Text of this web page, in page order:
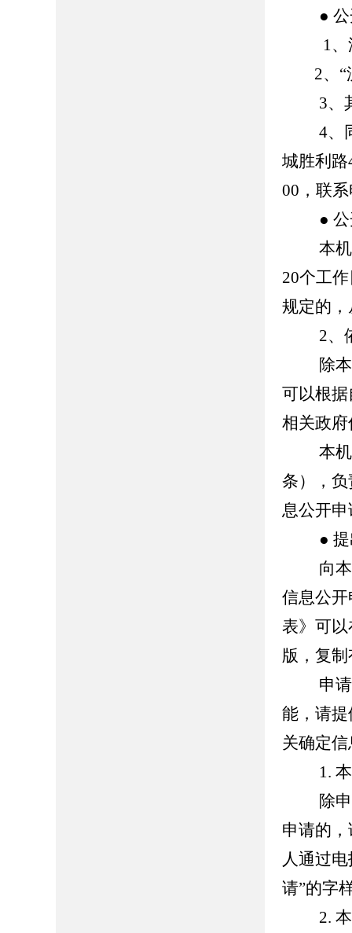
● 公
1、沂
2、“沂
3、其
4、同
城胜利
00，联
● 公
本机关
20个工
规定的
2、依
除本机
可以根
相关政
本机关
条），
息公开
● 提
向本机
信息公
表》可
版，复
申请人
能，请
关确定
1. 本机
除申请
申请的
人通过
请”的字
2. 本机